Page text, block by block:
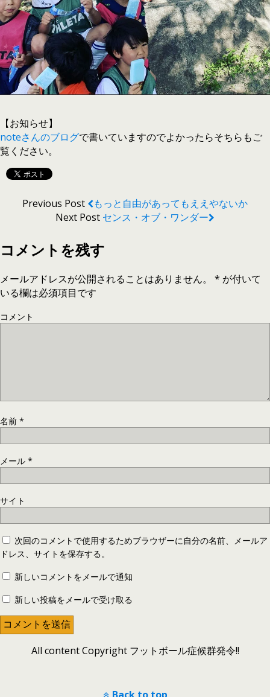
【お知らせ】
noteさんのブログで書いていますのでよかったらそちらもご
覧ください。
Previous Post
もっと自由があってもええやないか
Next Post センス・オブ・ワンダー
コメントを残す
メールアドレスが公開されることはありません。 * が付いて
いる欄は必須項目です
コメント
名前 *
メール *
サイト
次回のコメントで使用するためブラウザーに自分の名前、メールア
ドレス、サイトを保存する。
新しいコメントをメールで通知
新しい投稿をメールで受け取る
All content Copyright フットボール症候群発令!!